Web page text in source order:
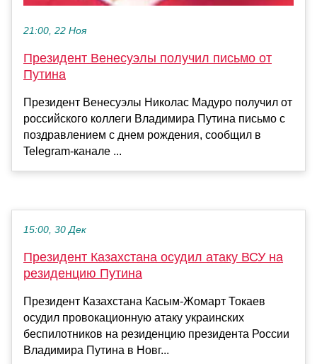
21:00, 22 Ноя
Президент Венесуэлы получил письмо от
Путина
Президент Венесуэлы Николас Мадуро получил от
российского коллеги Владимира Путина письмо с
поздравлением с днем рождения, сообщил в
Telegram-канале ...
15:00, 30 Дек
Президент Казахстана осудил атаку ВСУ на
резиденцию Путина
Президент Казахстана Касым-Жомарт Токаев
осудил провокационную атаку украинских
беспилотников на резиденцию президента России
Владимира Путина в Новг...